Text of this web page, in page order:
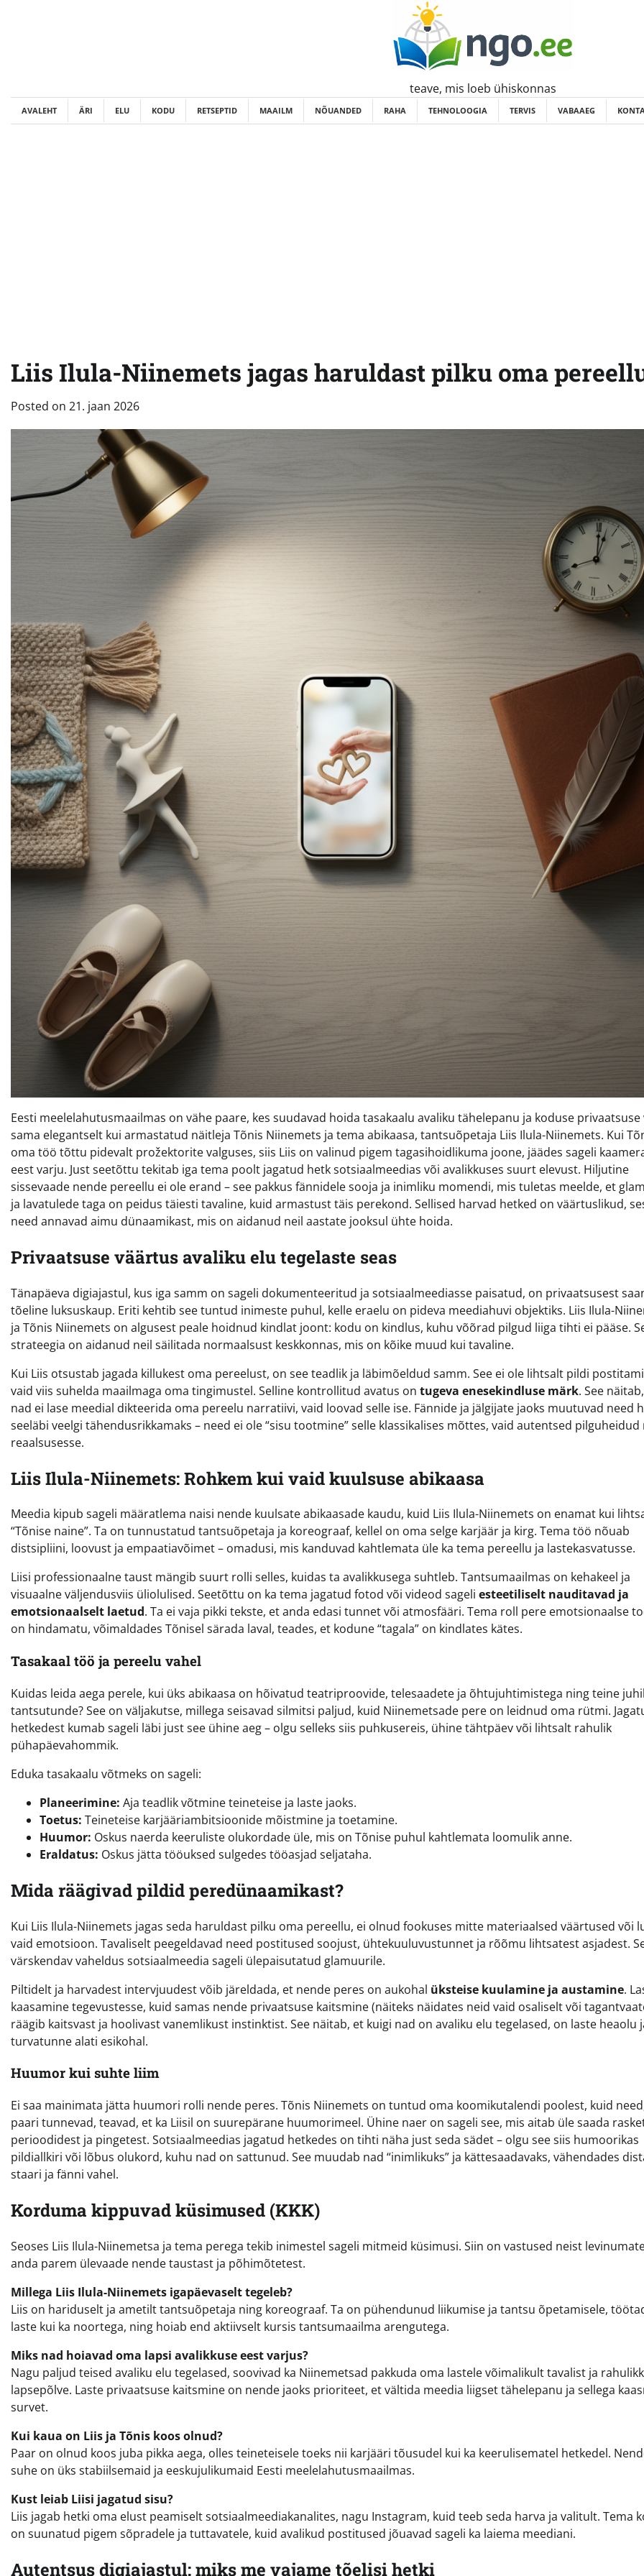
teave, mis loeb ühiskonnas
AVALEHT ÄRI ELU KODU RETSEPTID MAAILM NÕUANDED RAHA TEHNOLOOGIA TERVIS VABAAEG
Liis Ilula-Niinemets jagas haruldast pilku oma
Posted on 21. jaan 2026
Eesti meelelahutusmaailmas on vähe paare, kes suudavad hoida tasakaalu avaliku tähelepanu ja koduse privaatsuse
sama elegantselt kui armastatud näitleja Tõnis Niinemets ja tema abikaasa, tantsuõpetaja Liis Ilula-Niinemets. Kui
oma töö tõttu pidevalt prožektorite valguses, siis Liis on valinud pigem tagasihoidlikuma joone, jäädes sageli
eest varju. Just seetõttu tekitab iga tema poolt jagatud hetk sotsiaalmeedias või avalikkuses suurt elevust. Hiljutine
sissevaade nende pereellu ei ole erand – see pakkus fännidele sooja ja inimliku momendi, mis tuletas meelde, et
ja lavatulede taga on peidus täiesti tavaline, kuid armastust täis perekond. Sellised harvad hetked on väärtuslikud,
need annavad aimu dünaamikast, mis on aidanud neil aastate jooksul ühte hoida.
Privaatsuse väärtus avaliku elu tegelaste seas
Tänapäeva digiajastul, kus iga samm on sageli dokumenteeritud ja sotsiaalmeediasse paisatud, on privaatsusest
tõeline luksuskaup. Eriti kehtib see tuntud inimeste puhul, kelle eraelu on pideva meediahuvi objektiks. Liis Ilula-
ja Tõnis Niinemets on algusest peale hoidnud kindlat joont: kodu on kindlus, kuhu võõrad pilgud liiga tihti ei pääse.
strateegia on aidanud neil säilitada normaalsust keskkonnas, mis on kõike muud kui tavaline.
Kui Liis otsustab jagada killukest oma pereelust, on see teadlik ja läbimõeldud samm. See ei ole lihtsalt pildi
vaid viis suhelda maailmaga oma tingimustel. Selline kontrollitud avatus on tugeva enesekindluse märk. See
nad ei lase meedial dikteerida oma pereelu narratiivi, vaid loovad selle ise. Fännide ja jälgijate jaoks muutuvad need
seeläbi veelgi tähendusrikkamaks – need ei ole “sisu tootmine” selle klassikalises mõttes, vaid autentsed pilguheidud
reaalsusesse.
Liis Ilula-Niinemets: Rohkem kui vaid kuulsuse abikaasa
Meedia kipub sageli määratlema naisi nende kuulsate abikaasade kaudu, kuid Liis Ilula-Niinemets on enamat kui
“Tõnise naine”. Ta on tunnustatud tantsuõpetaja ja koreograaf, kellel on oma selge karjäär ja kirg. Tema töö nõuab
distsipliini, loovust ja empaatiavõimet – omadusi, mis kanduvad kahtlemata üle ka tema pereellu ja lastekasvatusse.
Liisi professionaalne taust mängib suurt rolli selles, kuidas ta avalikkusega suhtleb. Tantsumaailmas on kehakeel ja
visuaalne väljendusviis üliolulised. Seetõttu on ka tema jagatud fotod või videod sageli esteetiliselt nauditavad ja
emotsionaalselt laetud. Ta ei vaja pikki tekste, et anda edasi tunnet või atmosfääri. Tema roll pere emotsionaalse
on hindamatu, võimaldades Tõnisel särada laval, teades, et kodune “tagala” on kindlates kätes.
Tasakaal töö ja pereelu vahel
Kuidas leida aega perele, kui üks abikaasa on hõivatud teatriproovide, telesaadete ja õhtujuhtimistega ning teine
tantsutunde? See on väljakutse, millega seisavad silmitsi paljud, kuid Niinemetsade pere on leidnud oma rütmi.
hetkedest kumab sageli läbi just see ühine aeg – olgu selleks siis puhkusereis, ühine tähtpäev või lihtsalt rahulik
pühapäevahommik.
Eduka tasakaalu võtmeks on sageli:
Planeerimine: Aja teadlik võtmine teineteise ja laste jaoks.
Toetus: Teineteise karjääriambitsioonide mõistmine ja toetamine.
Huumor: Oskus naerda keeruliste olukordade üle, mis on Tõnise puhul kahtlemata loomulik anne.
Eraldatus: Oskus jätta tööuksed sulgedes tööasjad seljataha.
Mida räägivad pildid peredünaamikast?
Kui Liis Ilula-Niinemets jagas seda haruldast pilku oma pereellu, ei olnud fookuses mitte materiaalsed väärtused või
vaid emotsioon. Tavaliselt peegeldavad need postitused soojust, ühtekuuluvustunnet ja rõõmu lihtsatest asjadest.
värskendav vaheldus sotsiaalmeedia sageli ülepaisutatud glamuurile.
Piltidelt ja harvadest intervjuudest võib järeldada, et nende peres on aukohal üksteise kuulamine ja austamine.
kaasamine tegevustesse, kuid samas nende privaatsuse kaitsmine (näiteks näidates neid vaid osaliselt või
räägib kaitsvast ja hoolivast vanemlikust instinktist. See näitab, et kuigi nad on avaliku elu tegelased, on laste heaolu
turvatunne alati esikohal.
Huumor kui suhte liim
Ei saa mainimata jätta huumori rolli nende peres. Tõnis Niinemets on tuntud oma koomikutalendi poolest, kuid
paari tunnevad, teavad, et ka Liisil on suurepärane huumorimeel. Ühine naer on sageli see, mis aitab üle saada
perioodidest ja pingetest. Sotsiaalmeedias jagatud hetkedes on tihti näha just seda sädet – olgu see siis humoorikas
pildiallkiri või lõbus olukord, kuhu nad on sattunud. See muudab nad “inimlikuks” ja kättesaadavaks, vähendades
staari ja fänni vahel.
Korduma kippuvad küsimused (KKK)
Seoses Liis Ilula-Niinemetsa ja tema perega tekib inimestel sageli mitmeid küsimusi. Siin on vastused neist
anda parem ülevaade nende taustast ja põhimõtetest.
Millega Liis Ilula-Niinemets igapäevaselt tegeleb?
Liis on hariduselt ja ametilt tantsuõpetaja ning koreograaf. Ta on pühendunud liikumise ja tantsu õpetamisele,
laste kui ka noortega, ning hoiab end aktiivselt kursis tantsumaailma arengutega.
Miks nad hoiavad oma lapsi avalikkuse eest varjus?
Nagu paljud teised avaliku elu tegelased, soovivad ka Niinemetsad pakkuda oma lastele võimalikult tavalist ja
lapsepõlve. Laste privaatsuse kaitsmine on nende jaoks prioriteet, et vältida meedia liigset tähelepanu ja sellega
survet.
Kui kaua on Liis ja Tõnis koos olnud?
Paar on olnud koos juba pikka aega, olles teineteisele toeks nii karjääri tõusudel kui ka keerulisematel hetkedel.
suhe on üks stabiilsemaid ja eeskujulikumaid Eesti meelelahutusmaailmas.
Kust leiab Liisi jagatud sisu?
Liis jagab hetki oma elust peamiselt sotsiaalmeediakanalites, nagu Instagram, kuid teeb seda harva ja valitult. Tema
on suunatud pigem sõpradele ja tuttavatele, kuid avalikud postitused jõuavad sageli ka laiema meediani.
Autentsus digiajastul: miks me vajame tõelisi hetki